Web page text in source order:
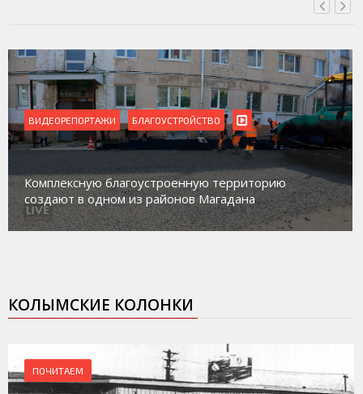
ВИДЕОРЕПОРТАЖИ
Магадан присоединился к пилотному проекту по
работе с несовершеннолетними из групп
социального риска «Переправа»
КОЛЫМСКИЕ КОЛОНКИ
ПОЧИТАЕМ